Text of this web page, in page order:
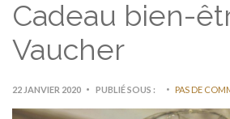
Cadeau bien-
Vaucher
22 JANVIER 2020 PUBLIÉ SOUS : PAS DE